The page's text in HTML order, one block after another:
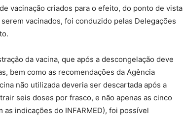
vacinação criados para o efeito, do ponto de vista
vacinados, foi conduzido pelas Delegações
da vacina, que após a descongelação deve
bem como as recomendações da Agência
não utilizada deveria ser descartada após a
seis doses por frasco, e não apenas as cinco
indicações do INFARMED), foi possível